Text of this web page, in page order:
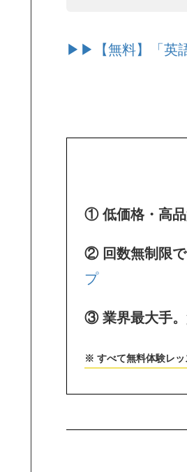
▶▶【無料】「英
① 低価格・高
② 回数無制限
プ
③ 業界最大手
※ すべて無料体験レ